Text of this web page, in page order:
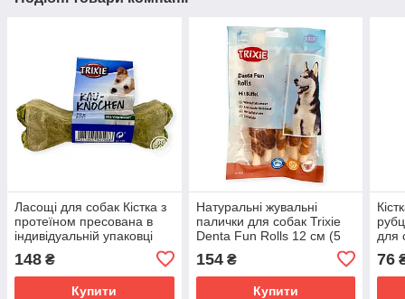
Ласощі для собак Кістка з
протеїном пресована в
індивідуальній упаковці
148 ₴
Купити
Натуральні жувальні
палички для собак Trixie
Denta Fun Rolls 12 см (5
дентальні ласощі з м'ясом
буйвола
154₴
Купити
для
76